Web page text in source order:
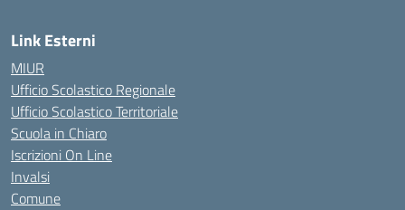
Link Esterni
MIUR
Ufficio Scolastico Regionale
Ufficio Scolastico Territoriale
Scuola in Chiaro
Iscrizioni On Line
Invalsi
Comune